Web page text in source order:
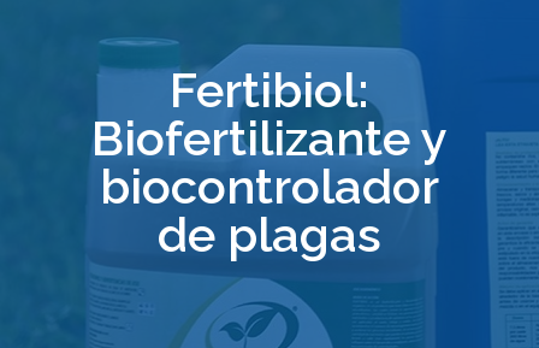
Fertibiol:
Biofertilizante y
biocontrolador
de plagas